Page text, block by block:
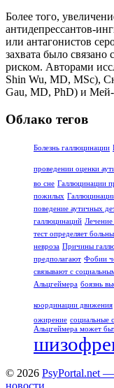
Более того,
антидепрессантов-
или антагонистов
захвата было
риском. Авторами
Shin Wu, MD, MSc),
Gau, MD, PhD) и
Облако тегов
Болезнь галлюцинации
проведении оценки
во сне Галлюцинации
пожилых
поведение аутичных
галлюцинаций
тест определяет
невроза Причины
предполагают Фобии
связывают с
Альцгеймера боязнь
координации движения
ожирение социальные
Альцгеймера может
© 2026 PsyPortal.net
новости.